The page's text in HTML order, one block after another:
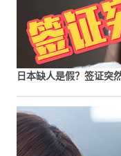
日本缺人是假？签证突